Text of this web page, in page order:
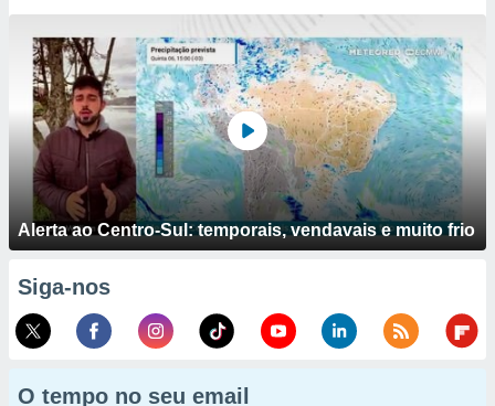
Alerta ao Centro-Sul: temporais, vendavais e muito frio
Siga-nos
O tempo no seu email